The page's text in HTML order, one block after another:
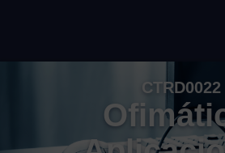
CTRD0022